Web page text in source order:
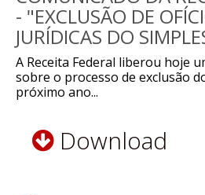
- "EXCLUSÃO DE
JURÍDICAS DO
A Receita Federal liberou hoje
sobre o processo de exclusão
próximo ano...
Download